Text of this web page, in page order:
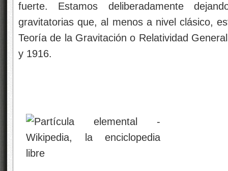
fuerte. Estamos deliberadamente
gravitatorias que, al menos a nivel clásico,
Teoría de la Gravitación o Relatividad
y 1916.